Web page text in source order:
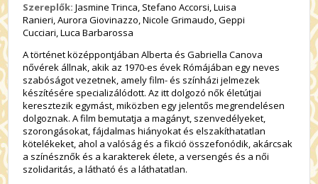
Szereplők: Jasmine Trinca, Stefano Accorsi,Luisa
Ranieri,Aurora Giovinazzo,Nicole Grimaudo,Geppi
Cucciari,Luca Barbarossa
A történet középpontjában Alberta és Gabriella Canova
nővérek állnak, akik az 1970-es évek Rómájában egy neves
szabóságot vezetnek, amely film- és színházi jelmezek
készítésére specializálódott. Az itt dolgozó nők életútjai
keresztezik egymást, miközben egy jelentős megrendelésen
dolgoznak. A film bemutatja a magányt, szenvedélyeket,
szorongásokat, fájdalmas hiányokat és elszakíthatatlan
kötelékeket, ahol a valóság és a fikció összefonódik, akárcsak
a színésznők és a karakterek élete, a versengés és a női
szolidaritás, a látható és a láthatatlan.